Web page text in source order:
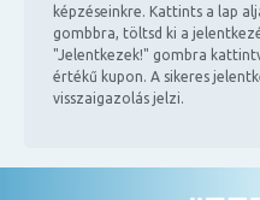
képzéseinkre. Kattints a lap
gombbra, töltsd ki a
"Jelentkezek!" gombra
értékű kupon. A sikeres
visszaigazolás jelzi.